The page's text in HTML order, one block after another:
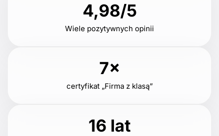
4,98/5
Wiele pozytywnych opinii
7×
certyfikat „Firma z klasą”
16 lat